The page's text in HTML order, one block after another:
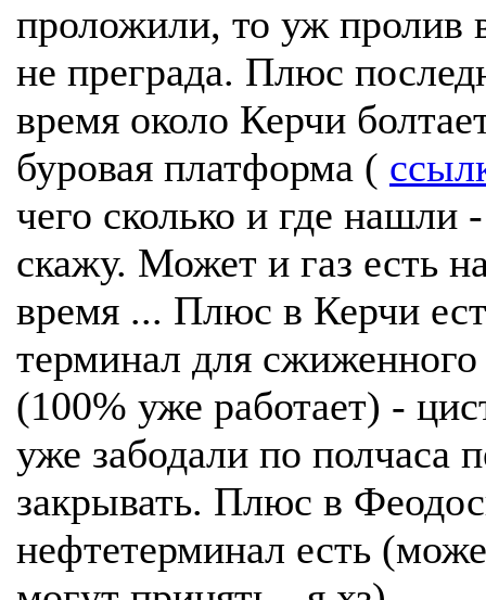
проложили, то уж пролив
не преграда. Плюс
время около Керчи
буровая платформа (
чего сколько и где нашли
скажу. Может и газ есть
время ... Плюс в Керчи
терминал для сжиженного
(100% уже работает) -
уже забодали по полчаса
закрывать. Плюс в
нефтетерминал есть